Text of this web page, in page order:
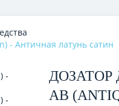
- Античная латунь сатин
ДОЗАТОР
AB